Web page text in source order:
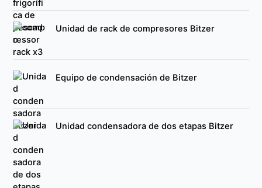
Unidad de rack de compresores Bitzer
Equipo de condensación de Bitzer
Unidad condensadora de dos etapas Bitzer